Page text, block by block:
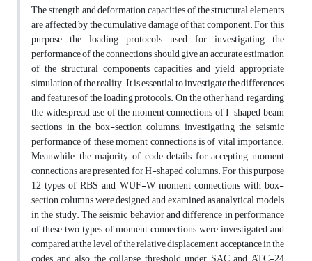
The strength and deformation capacities of the structural elements
are affected by the cumulative damage of that component. For this
purpose the loading protocols used for investigating the
performance of the connections should give an accurate estimation
of the structural components capacities and yield appropriate
simulation of the reality. It is essential to investigate the differences
and features of the loading protocols. On the other hand, regarding
the widespread use of the moment connections of I-shaped beam
sections in the box-section columns, investigating the seismic
performance of these moment connections is of vital importance.
Meanwhile, the majority of code details for accepting moment
connections are presented for H-shaped columns. For this purpose
12 types of RBS and WUF-W moment connections with box-
section columns were designed and examined as analytical models
in the study. The seismic behavior and difference in performance
of these two types of moment connections were investigated and
compared at the level of the relative displacement acceptance in the